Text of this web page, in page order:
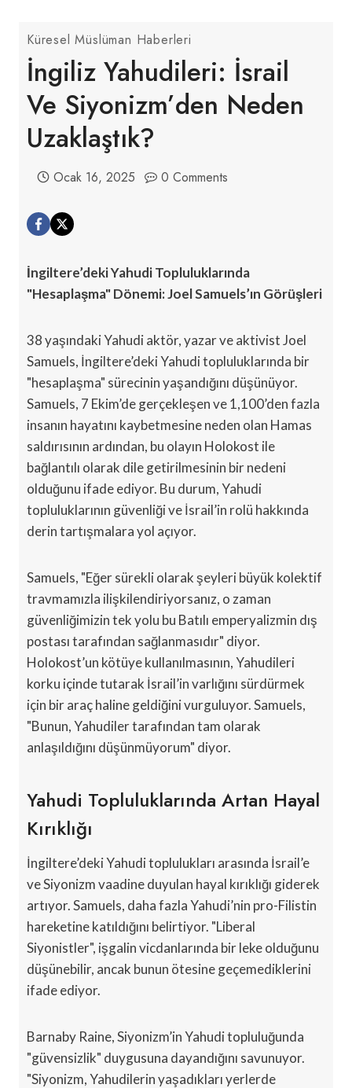
Küresel Müslüman Haberleri
İngiliz Yahudileri: İsrail
Ve Siyonizm’den Neden
Uzaklaştık?
Ocak 16, 2025 0 Comments
İngiltere’deki Yahudi Topluluklarında
"Hesaplaşma" Dönemi: Joel Samuels’ın Görüşleri
38 yaşındaki Yahudi aktör, yazar ve aktivist Joel
Samuels, İngiltere’deki Yahudi topluluklarında bir
"hesaplaşma" sürecinin yaşandığını düşünüyor.
Samuels, 7 Ekim’de gerçekleşen ve 1,100’den fazla
insanın hayatını kaybetmesine neden olan Hamas
saldırısının ardından, bu olayın Holokost ile
bağlantılı olarak dile getirilmesinin bir nedeni
olduğunu ifade ediyor. Bu durum, Yahudi
topluluklarının güvenliği ve İsrail’in rolü hakkında
derin tartışmalara yol açıyor.
Samuels, "Eğer sürekli olarak şeyleri büyük kolektif
travmamızla ilişkilendiriyorsanız, o zaman
güvenliğimizin tek yolu bu Batılı emperyalizmin dış
postası tarafından sağlanmasıdır" diyor.
Holokost’un kötüye kullanılmasının, Yahudileri
korku içinde tutarak İsrail’in varlığını sürdürmek
için bir araç haline geldiğini vurguluyor. Samuels,
"Bunun, Yahudiler tarafından tam olarak
anlaşıldığını düşünmüyorum" diyor.
Yahudi Topluluklarında Artan Hayal
Kırıklığı
İngiltere’deki Yahudi toplulukları arasında İsrail’e
ve Siyonizm vaadine duyulan hayal kırıklığı giderek
artıyor. Samuels, daha fazla Yahudi’nin pro-Filistin
hareketine katıldığını belirtiyor. "Liberal
Siyonistler", işgalin vicdanlarında bir leke olduğunu
düşünebilir, ancak bunun ötesine geçemediklerini
ifade ediyor.
Barnaby Raine, Siyonizm’in Yahudi topluluğunda
"güvensizlik" duygusuna dayandığını savunuyor.
"Siyonizm, Yahudilerin yaşadıkları yerlerde